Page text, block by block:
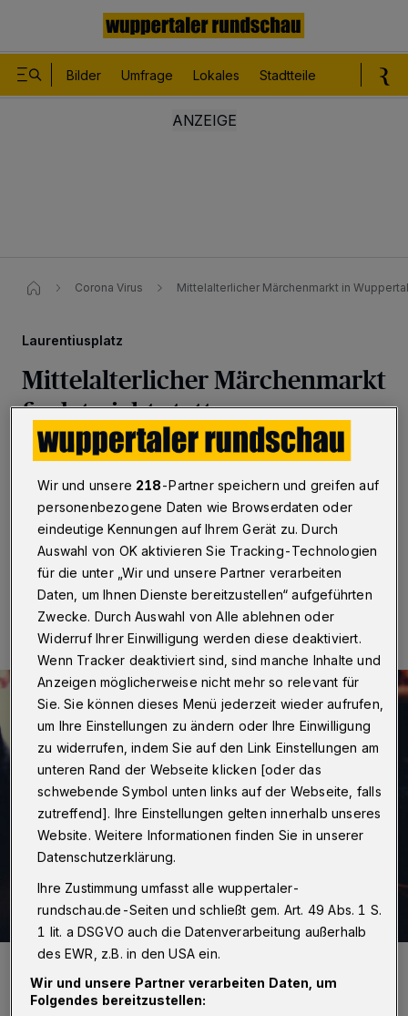
Bilder Umfrage Lokales Stadtteile
Corona Virus Mittelalterlicher Märchenmarkt in
Laurentiusplatz
Mittelalterlicher Märchenmarkt
findet nicht statt
Wuppertal·Der Mittelalterliche Märchenmarkt auf dem
Laurentiusplatz in Wuppertal-Elberfeld findet definitiv
nicht statt. Das teilte nun der Veranstalter „Ars
Draconis“ mit.
23.11.2020 , 14:33 Uhr Eine Minute Lesezeit
Symbolfoto.
Foto: Pixabay
Wir und unsere 218-Partner speichern und greifen auf
personenbezogene Daten wie Browserdaten oder
eindeutige Kennungen auf Ihrem Gerät zu. Durch
Auswahl von OK aktivieren Sie Tracking-Technologien
für die unter „Wir und unsere Partner verarbeiten
Daten, um Ihnen Dienste bereitzustellen“ aufgeführten
Zwecke. Durch Auswahl von Alle ablehnen oder
Widerruf Ihrer Einwilligung werden diese deaktiviert.
Wenn Tracker deaktiviert sind, sind manche Inhalte und
Anzeigen möglicherweise nicht mehr so relevant für
Sie. Sie können dieses Menü jederzeit wieder aufrufen,
um Ihre Einstellungen zu ändern oder Ihre Einwilligung
zu widerrufen, indem Sie auf den Link Einstellungen am
unteren Rand der Webseite klicken [oder das
schwebende Symbol unten links auf der Webseite, falls
zutreffend]. Ihre Einstellungen gelten innerhalb unseres
Website. Weitere Informationen finden Sie in unserer
Datenschutzerklärung.
Ihre Zustimmung umfasst alle wuppertaler-
rundschau.de-Seiten und schließt gem. Art. 49 Abs. 1 S.
1 lit. a DSGVO auch die Datenverarbeitung außerhalb
des EWR, z.B. in den USA ein.
Wir und unsere Partner verarbeiten Daten, um
Folgendes bereitzustellen: